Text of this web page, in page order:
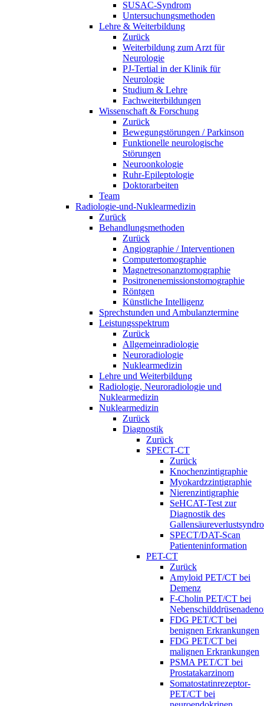
SUSAC-Syndrom
Untersuchungsmethoden
Lehre & Weiterbildung
Zurück
Weiterbildung zum Arzt für
Neurologie
PJ-Tertial in der Klinik für
Neurologie
Studium & Lehre
Fachweiterbildungen
Wissenschaft & Forschung
Zurück
Bewegungstörungen / Parkinson
Funktionelle neurologische
Störungen
Neuroonkologie
Ruhr-Epileptologie
Doktorarbeiten
Team
Radiologie-und-Nuklearmedizin
Zurück
Behandlungsmethoden
Zurück
Angiographie / Interventionen
Computertomographie
Magnetresonanztomographie
Positronenemissionstomographie
Röntgen
Künstliche Intelligenz
Sprechstunden und Ambulanztermine
Leistungsspektrum
Zurück
Allgemeinradiologie
Neuroradiologie
Nuklearmedizin
Lehre und Weiterbildung
Radiologie, Neuroradiologie und
Nuklearmedizin
Nuklearmedizin
Zurück
Diagnostik
Zurück
SPECT-CT
Zurück
Knochenzintigraphie
Myokardzzintigraphie
Nierenzintigraphie
SeHCAT-Test zur
Diagnostik des
SPECT/DAT-Scan
Patienteninformation
PET-CT
Zurück
Amyloid PET/CT bei
Demenz
F-Cholin PET/CT bei
FDG PET/CT bei
benignen Erkrankungen
FDG PET/CT bei
malignen Erkrankungen
PSMA PET/CT bei
Prostatakarzinom
Somatostatinrezeptor-
PET/CT bei